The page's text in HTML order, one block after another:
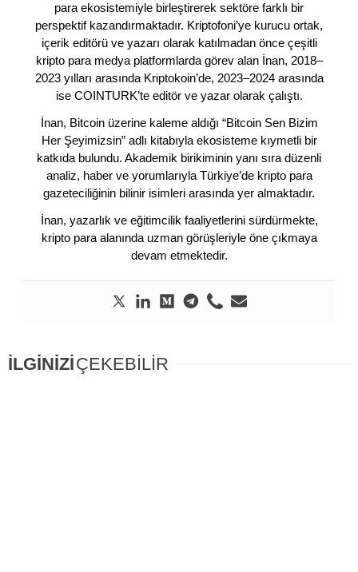
para ekosistemiyle birleştirerek sektöre farklı bir
perspektif kazandırmaktadır. Kriptofoni’ye kurucu ortak,
içerik editörü ve yazarı olarak katılmadan önce çeşitli
kripto para medya platformlarda görev alan İnan, 2018–
2023 yılları arasında Kriptokoin’de, 2023–2024 arasında
ise COINTURK’te editör ve yazar olarak çalıştı.
İnan, Bitcoin üzerine kaleme aldığı “Bitcoin Sen Bizim
Her Şeyimizsin” adlı kitabıyla ekosisteme kıymetli bir
katkıda bulundu. Akademik birikiminin yanı sıra düzenli
analiz, haber ve yorumlarıyla Türkiye’de kripto para
gazeteciliğinin bilinir isimleri arasında yer almaktadır.
İnan, yazarlık ve eğitimcilik faaliyetlerini sürdürmekte,
kripto para alanında uzman görüşleriyle öne çıkmaya
devam etmektedir.
İLGİNİZİÇEKEBİLİR